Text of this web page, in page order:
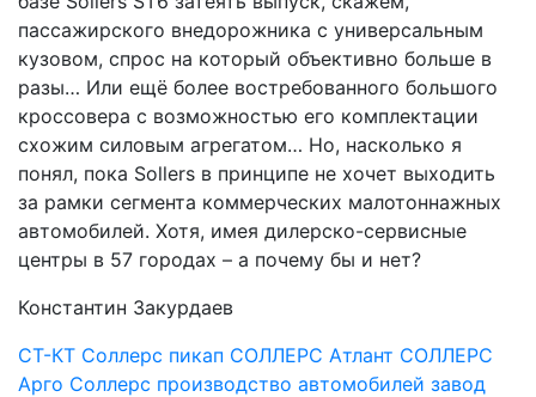
пассажирского внедорожника с универсальным
кузовом, спрос на который объективно больше в
разы… Или ещё более востребованного большого
кроссовера с возможностью его комплектации
схожим силовым агрегатом… Но, насколько я
понял, пока Sollers в принципе не хочет выходить
за рамки сегмента коммерческих малотоннажных
автомобилей. Хотя, имея дилерско-сервисные
центры в 57 городах – а почему бы и нет?
Константин Закурдаев
СТ-КТ Соллерс пикап СОЛЛЕРС Атлант СОЛЛЕРС
Арго Соллерс производство автомобилей завод